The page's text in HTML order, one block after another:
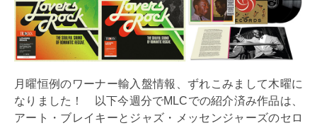
月曜恒例のワーナー輸入盤情報、ずれこみまして木曜に
なりました！ 以下今週分でMLCでの紹介済み作品は、
アート・ブレイキーとジャズ・メッセンジャーズのセロ